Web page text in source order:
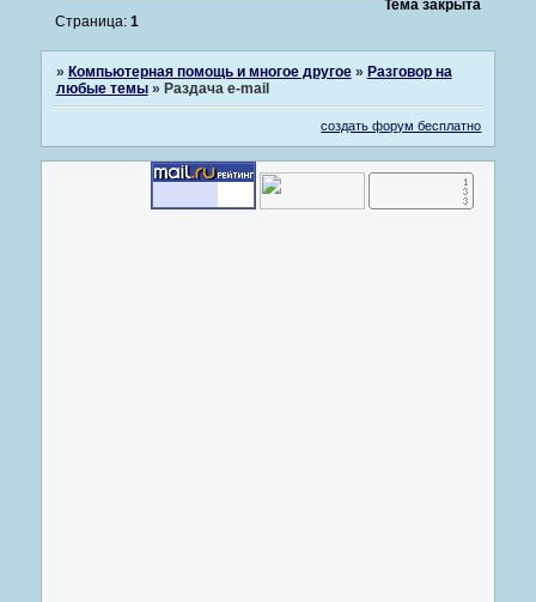
Тема закрыта
Страница: 1
» Компьютерная помощь и многое другое » Разговор на
любые темы » Раздача e-mail
создать форум бесплатно